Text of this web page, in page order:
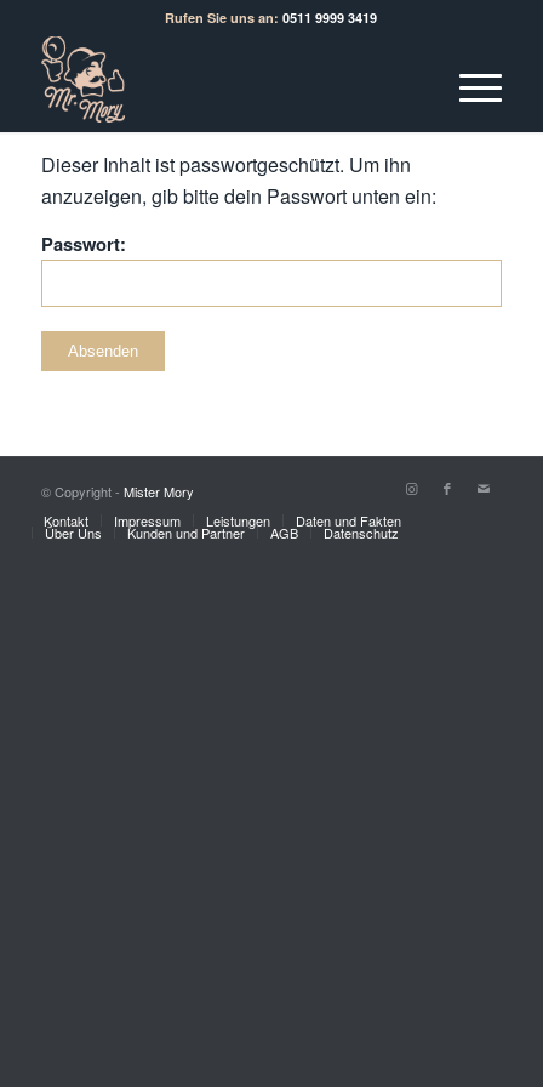
Rufen Sie uns an: 0511 9999 3419
Dieser Inhalt ist passwortgeschützt. Um ihn
anzuzeigen, gib bitte dein Passwort unten ein:
Passwort:
© Copyright - Mister Mory
Kontakt
Impressum Leistungen Daten und Fakten
Über Uns Kunden und Partner AGB Datenschutz